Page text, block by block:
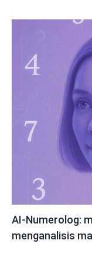
AI-Numerolog:
menganalisis